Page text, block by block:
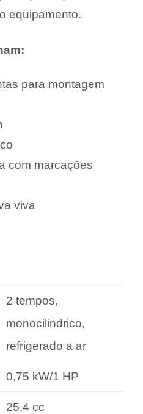
equipamento.
para montagem
com marcações
viva
2 tempos,
monocilindrico,
refrigerado a ar
0,75 kW/1 HP
25,4 cc